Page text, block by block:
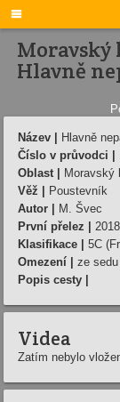

Moravský
Hlavně
Název |
Hlavně
Číslo v průvodci |
Oblast |
Moravský
Věž |
Poustevník
Autor |
M. Švec
První přelez |
Klasifikace |
5C
Omezení |
ze sedu
Popis cesty |
Videa
Zatím nebylo